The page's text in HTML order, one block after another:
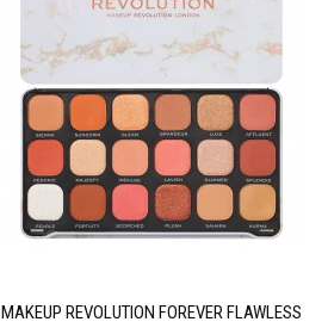
MAKEUP REVOLUTION FOREVER FLAWLESS